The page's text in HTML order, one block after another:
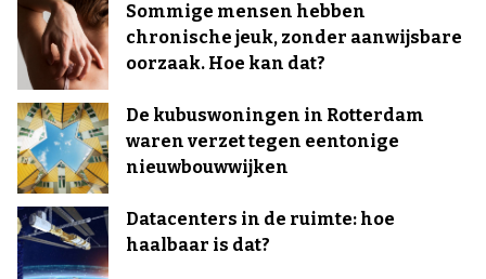
Sommige mensen hebben
chronische jeuk, zonder aanwijsbare
oorzaak. Hoe kan dat?
De kubuswoningen in Rotterdam
waren verzet tegen eentonige
nieuwbouwwijken
Datacenters in de ruimte: hoe
haalbaar is dat?